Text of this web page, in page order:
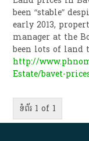
been “stable”
early 2013,
manager at the
been lots of
http://
Estate/bavet-
ទំព័រ 1 of 1